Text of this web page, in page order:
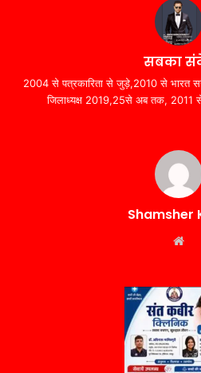
सबका
2004 से पत्रकारिता से जुड़े,2010 से भारत
जिलाध्यक्ष 2019,25से अब तक, 2011
Shamsher